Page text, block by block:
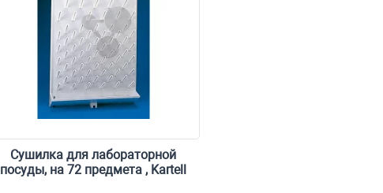
Сушилка для лабораторной
посуды, на 72 предмета , Kartell